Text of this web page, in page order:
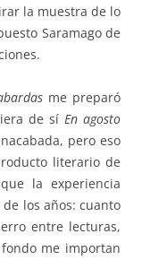
la muestra de lo
Saramago de
me preparó
de sí En agosto
pero eso
literario de
la experiencia
los años: cuanto
entre lecturas,
me importan